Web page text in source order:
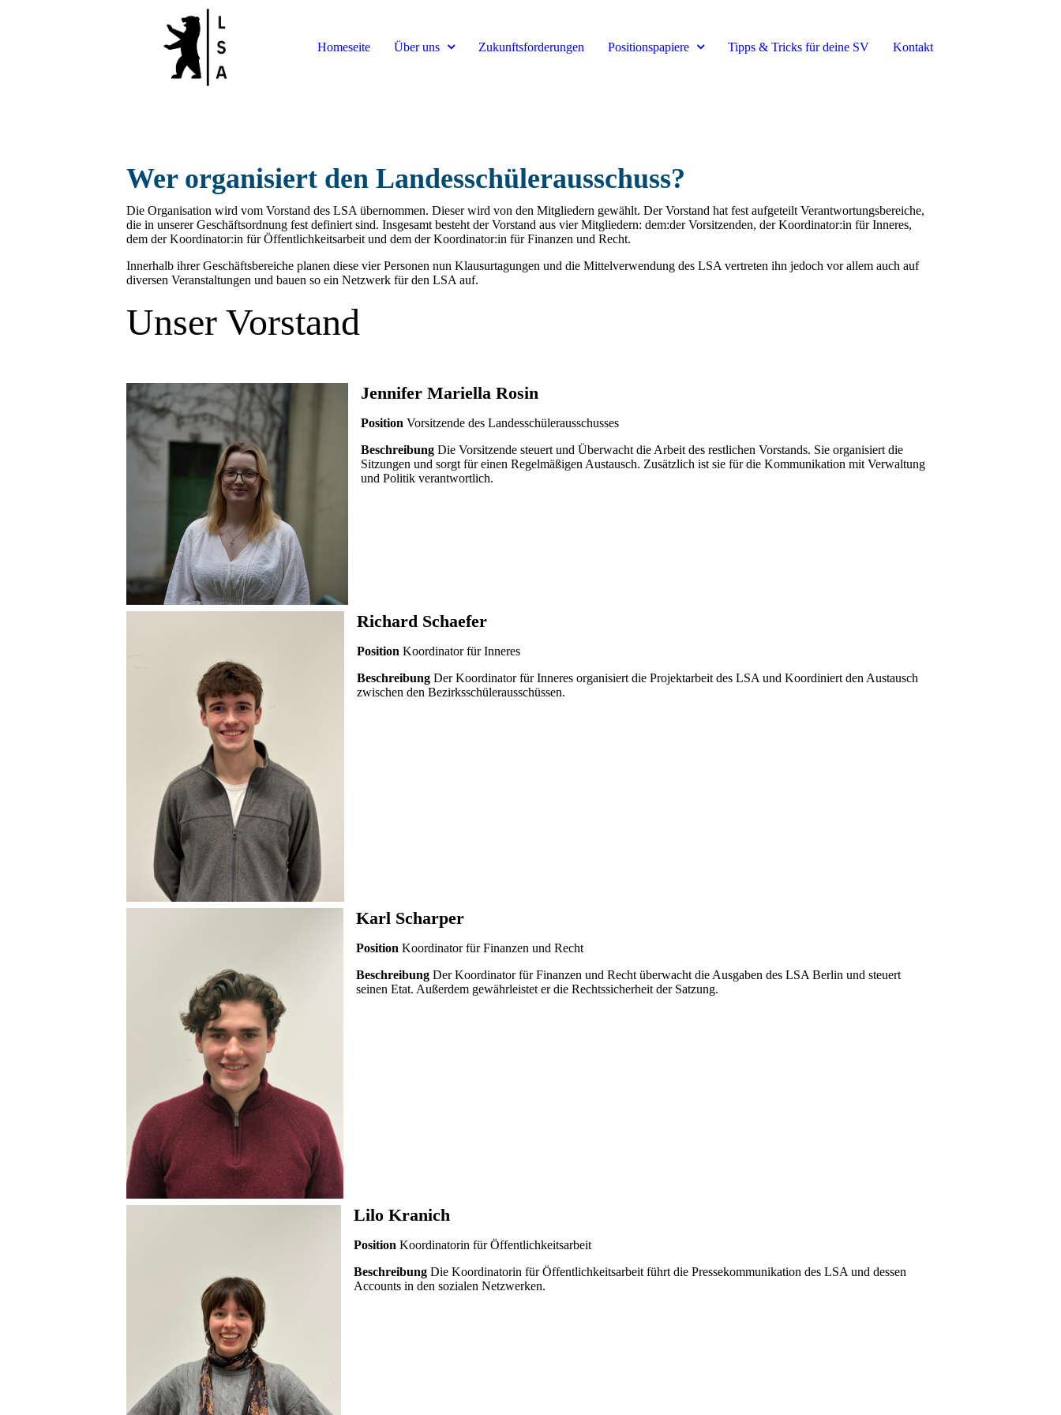
Homeseite Über uns Zukunftsforderungen Positionspapiere Tipps & Tricks für deine SV Kontakt
Wer organisiert den Landesschülerausschuss?
Die Organisation wird vom Vorstand des LSA übernommen. Dieser wird von den Mitgliedern gewählt. Der Vorstand hat fest aufgeteilt Verantwortungsbereiche,
die in unserer Geschäftsordnung fest definiert sind. Insgesamt besteht der Vorstand aus vier Mitgliedern: dem:der Vorsitzenden, der Koordinator:in für Inneres,
dem der Koordinator:in für Öffentlichkeitsarbeit und dem der Koordinator:in für Finanzen und Recht.
Innerhalb ihrer Geschäftsbereiche planen diese vier Personen nun Klausurtagungen und die Mittelverwendung des LSA vertreten ihn jedoch vor allem auch auf
diversen Veranstaltungen und bauen so ein Netzwerk für den LSA auf.
Unser Vorstand
Jennifer Mariella Rosin
Position Vorsitzende des Landesschülerausschusses
BeschreibungDie Vorsitzende steuert und Überwacht die Arbeit des restlichen Vorstands. Sie organisiert die
Sitzungen und sorgt für einen Regelmäßigen Austausch. Zusätzlich ist sie für die Kommunikation mit Verwaltung
und Politik verantwortlich.
Richard Schaefer
Position Koordinator für Inneres
Beschreibung Der Koordinator für Inneres organisiert die Projektarbeit des LSA und Koordiniert den Austausch
zwischen den Bezirksschülerausschüssen.
Karl Scharper
Position Koordinator für Finanzen und Recht
Beschreibung Der Koordinator für Finanzen und Recht überwacht die Ausgaben des LSA Berlin und steuert
seinen Etat. Außerdem gewährleistet er die Rechtssicherheit der Satzung.
Lilo Kranich
Position Koordinatorin für Öffentlichkeitsarbeit
Beschreibung Die Koordinatorin für Öffentlichkeitsarbeit führt die Pressekommunikation des LSA und dessen
Accounts in den sozialen Netzwerken.